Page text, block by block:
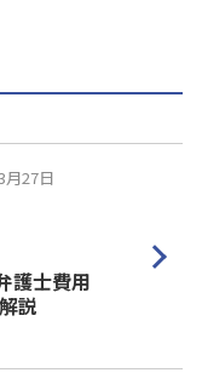
月27日
護士費用
説